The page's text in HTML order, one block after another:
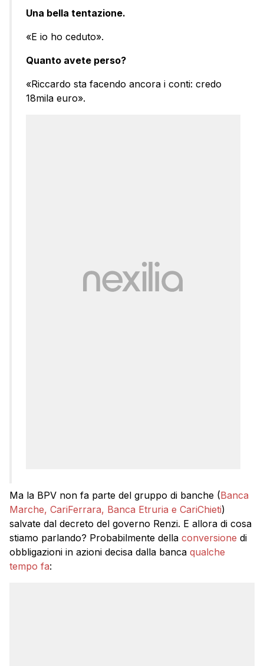
Una bella tentazione.
«E io ho ceduto».
Quanto avete perso?
«Riccardo sta facendo ancora i conti: credo
18mila euro».
Ma la BPV non fa parte del gruppo di banche (Banca
Marche, CariFerrara, Banca Etruria e CariChieti)
salvate dal decreto del governo Renzi. E allora di cosa
stiamo parlando? Probabilmente della conversione di
obbligazioni in azioni decisa dalla banca qualche
tempo fa: